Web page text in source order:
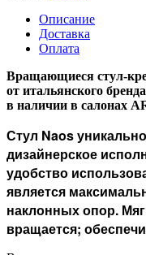
Описание
Доставка
Оплата
Вращающиеся стул-
от итальянского
в наличии в салонах
Стул Naos
дизайнерское
удобство
является
наклонных опор.
вращается;